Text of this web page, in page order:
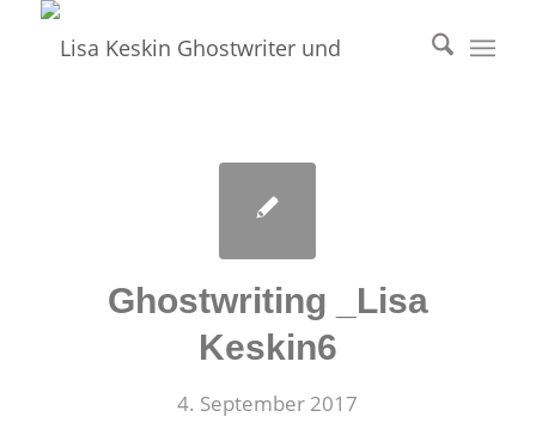
Ghostwriting _Lisa
Keskin6
4. September 2017